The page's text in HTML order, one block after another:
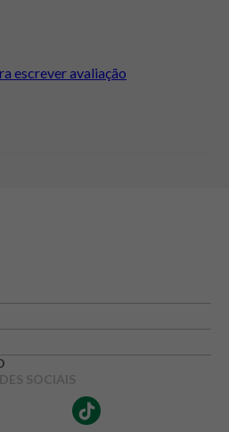
escrever avaliação
SOCIAIS